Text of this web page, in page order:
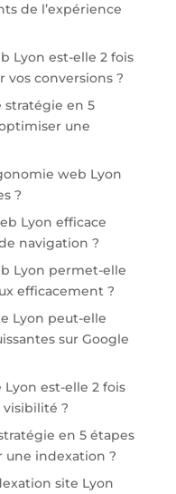
de l’expérience
Lyon est-elle 2 fois
vos conversions ?
stratégie en 5
une
web Lyon
?
Lyon efficace
navigation ?
Lyon permet-elle
efficacement ?
Lyon peut-elle
sur Google
est-elle 2 fois
?
en 5 étapes
une indexation ?
site Lyon